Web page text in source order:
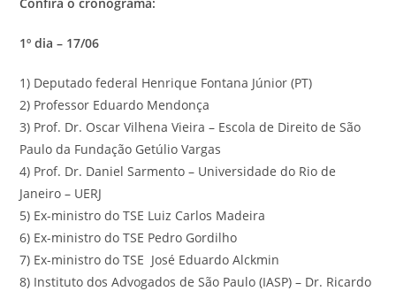
1º dia – 17/06
1) Deputado federal Henrique Fontana Júnior (PT)
2) Professor Eduardo Mendonça
3) Prof. Dr. Oscar Vilhena Vieira – Escola de Direito de São
Paulo da Fundação Getúlio Vargas
4) Prof. Dr. Daniel Sarmento – Universidade do Rio de
Janeiro – UERJ
5) Ex-ministro do TSE Luiz Carlos Madeira
6) Ex-ministro do TSE Pedro Gordilho
7) Ex-ministro do TSE José Eduardo Alckmin
8) Instituto dos Advogados de São Paulo (IASP) – Dr. Ricardo